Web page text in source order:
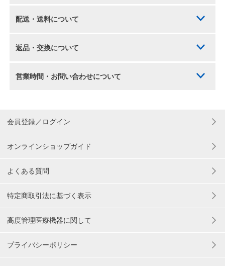
配送・送料について
返品・交換について
営業時間・お問い合わせについて
会員登録／ログイン
オンラインショップガイド
よくある質問
特定商取引法に基づく表示
高度管理医療機器に関して
プライバシーポリシー